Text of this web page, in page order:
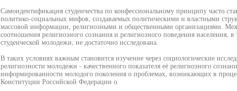
Самоидентификация студенчества по конфессиональному принципу часто
политико-социальных мифов, создаваемых политическими и властными
массовой информации, религиозными и общественными организациями.
соотношения религиозного сознания и религиозного поведения населения,
студенческой молодежи, не достаточно исследована.
В таких условиях важным становится изучение через социологические
религиозности молодежи - качественного показателя её религиозного
информированности молодого поколения о проблемах, возникающих в
Конституции Российской Федерации о